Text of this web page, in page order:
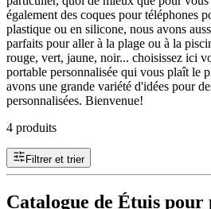
également des coques pour téléphones
plastique ou en silicone, nous avons
parfaits pour aller à la plage ou à la
rouge, vert, jaune, noir... choisissez ici
portable personnalisée qui vous plaît le
avons une grande variété d'idées pour
personnalisées. Bienvenue!
4 produits
Filtrer et trier
Catalogue de Étuis pour